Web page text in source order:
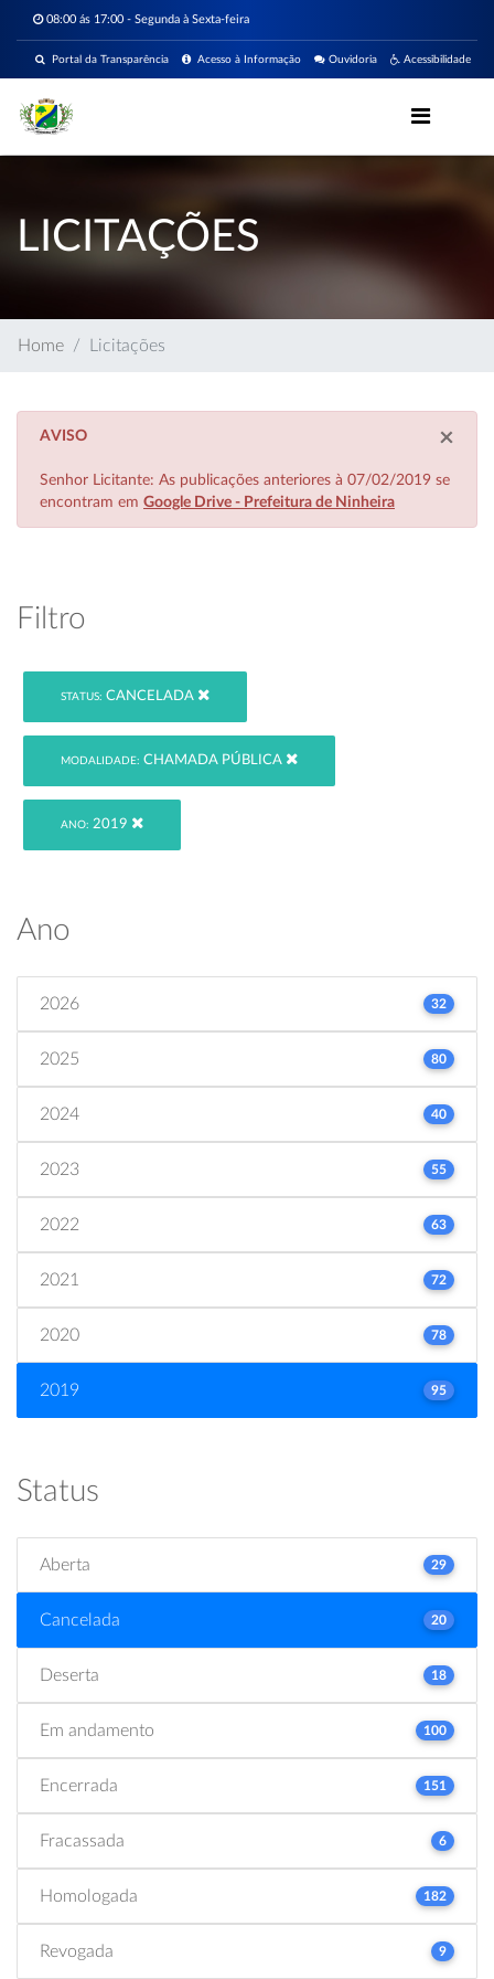
08:00 ás 17:00 - Segunda à Sexta-feira
Acessibilidade
Ouvidoria
Acesso à Informação
Portal da Transparência
LICITAÇÕES
Home Licitações
×
AVISO
Senhor Licitante: As publicações anteriores à 07/02/2019 se
encontram em Google Drive - Prefeitura de Ninheira
Filtro
STATUS: CANCELADA
MODALIDADE: CHAMADA PÚBLICA
ANO: 2019
Ano
2026 32
2025 80
2024 40
2023 55
2022 63
2021 72
2020 78
2019 95
Status
Aberta 29
Cancelada 20
Deserta 18
Em andamento 100
Encerrada 151
Fracassada 6
Homologada 182
Revogada 9